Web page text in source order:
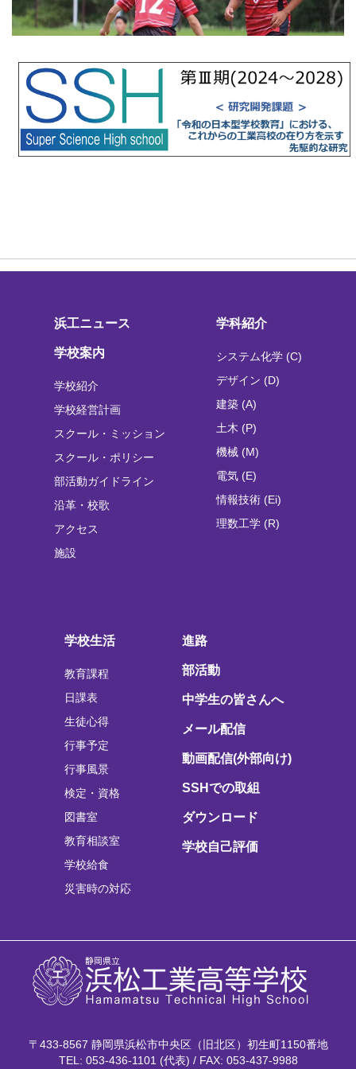
浜工ニュース
学校案内
学校紹介
学校経営計画
スクール・ミッション
スクール・ポリシー
部活動ガイドライン
沿革・校歌
アクセス
施設
学科紹介
システム化学 (C)
デザイン (D)
建築 (A)
土木 (P)
機械 (M)
電気 (E)
情報技術 (Ei)
理数工学 (R)
学校生活
教育課程
日課表
生徒心得
行事予定
行事風景
検定・資格
図書室
教育相談室
学校給食
災害時の対応
進路
部活動
中学生の皆さんへ
メール配信
動画配信(外部向け)
SSHでの取組
ダウンロード
学校自己評価
〒433-8567 静岡県浜松市中央区（旧北区）初生町1150番地
TEL: 053-436-1101 (代表) / FAX: 053-437-9988